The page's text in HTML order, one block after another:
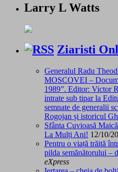
Larry L Watts
Ziaristi
Generalul Radu
MOSCOVEI –
1989”. Editor: Victor
intrate sub tipar la
semnate de generalii
Rogojan și istoricul
Sfânta Cuvioasă
La Mulți Ani! 12/10/
Pentru o viață trăită
pilda semănătorului –
eXpress